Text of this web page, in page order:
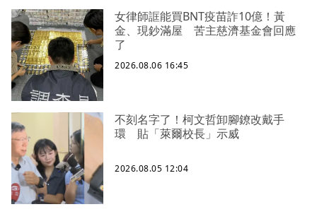
女律師誆能買BNT疫苗詐10億！黃
金、現鈔滿屋 苦主慈濟基金會回應
了
2026.08.06 16:45
不刻名字了！柯文哲卸腳鐐改戴手
環 貼「萊爾校長」示威
2026.08.05 12:04